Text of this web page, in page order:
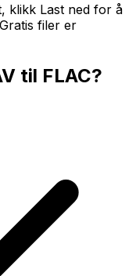
klikk Last ned for å
filer er
til FLAC?